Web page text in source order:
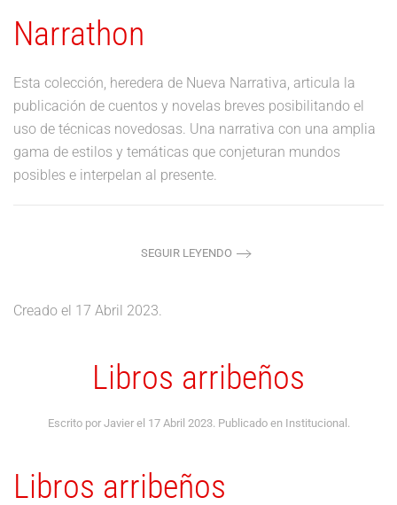
Narrathon
Esta colección, heredera de Nueva Narrativa, articula la
publicación de cuentos y novelas breves posibilitando el
uso de técnicas novedosas. Una narrativa con una amplia
gama de estilos y temáticas que conjeturan mundos
posibles e interpelan al presente.
SEGUIR LEYENDO
Creado el 17 Abril 2023.
Libros arribeños
Escrito por Javier el 17 Abril 2023. Publicado en Institucional .
Libros arribeños